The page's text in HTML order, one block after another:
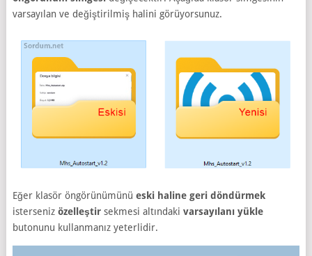
varsayılan ve değiştirilmiş halini görüyorsunuz.
Eğer klasör öngörünümünü eski haline geri döndürmek
isterseniz özelleştirsekmesi altındaki varsayılanı yükle
butonunu kullanmanız yeterlidir.